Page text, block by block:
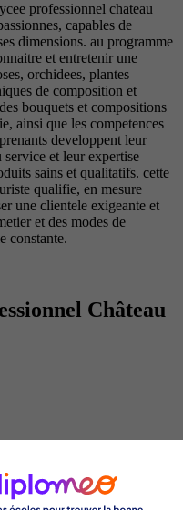
professionnel chateau
capables de
dimensions. au programme
et entretenir une
orchidees, plantes
de composition et
bouquets et compositions
ainsi que les competences
developpent leur
et leur expertise
sains et qualitatifs. cette
qualifie, en mesure
une clientele exigeante et
et des modes de
constante.
Château